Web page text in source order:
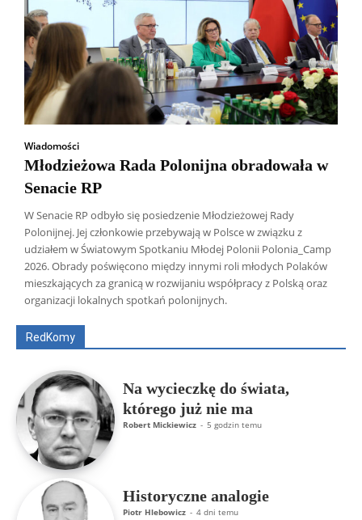
Wiadomości
Młodzieżowa Rada Polonijna obradowała w
Senacie RP
W Senacie RP odbyło się posiedzenie Młodzieżowej Rady
Polonijnej. Jej członkowie przebywają w Polsce w związku z
udziałem w Światowym Spotkaniu Młodej Polonii Polonia_Camp
2026. Obrady poświęcono między innymi roli młodych Polaków
mieszkających za granicą w rozwijaniu współpracy z Polską oraz
organizacji lokalnych spotkań polonijnych.
RedKomy
Wszyscy Aleksander Borowik
Antoni Radczenko
Artur Płokszto
Grzegorz Górny
ks. Jarosław Wąsowicz SDB
Na wycieczkę do świata,
którego już nie ma
Robert Mickiewicz - 5 godzin temu
Historyczne analogie
Piotr Hlebowicz - 4 dni temu